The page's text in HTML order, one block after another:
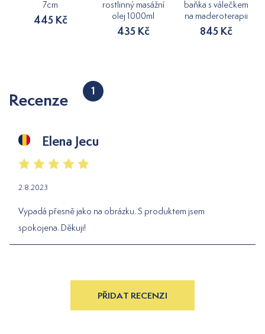
7cm
445 Kč
rostlinný masážní
olej 1000ml
435 Kč
baňka s válečkem
na maderoterapii
845 Kč
Recenze 1
Elena Jecu
2.8.2023
Vypadá přesně jako na obrázku. S produktem jsem
spokojena. Děkuji!
PŘIDAT RECENZI